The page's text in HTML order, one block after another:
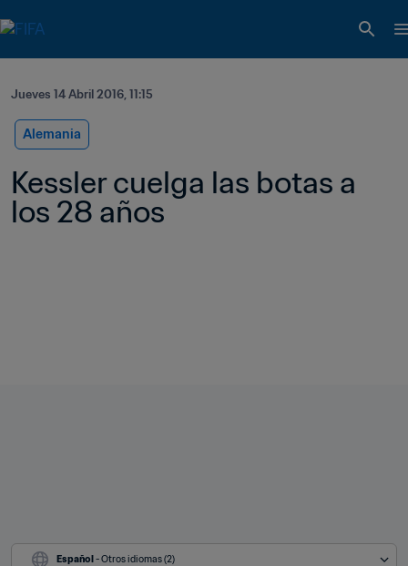
Jueves 14 Abril 2016, 11:15
Alemania
Kessler cuelga las botas a
los 28 años
Español - Otros idiomas (2)